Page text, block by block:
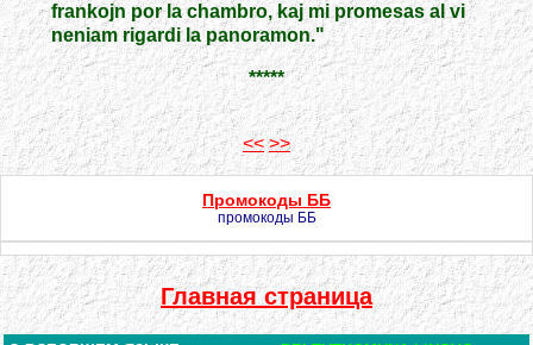
frankojn por la chambro, kaj mi promesas al vi
neniam rigardi la panoramon."
*****
<< >>
Промокоды ББ
промокоды ББ
Главная страница